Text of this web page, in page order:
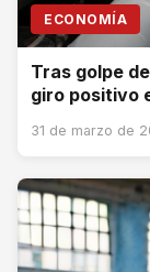
ECONOMÍA
Tras golpe
giro positivo
31 de marzo de